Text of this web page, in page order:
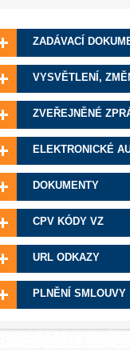
ZADÁVACÍ
VYSVĚTLENÍ,
ZVEŘEJNĚNÉ
ELEKTRONICKÉ
DOKUMENTY
CPV KÓDY VZ
URL ODKAZY
PLNĚNÍ SMLOUVY